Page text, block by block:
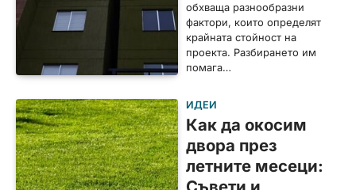
обхваща разнообразни
фактори, които определят
крайната стойност на
проекта. Разбирането им
помага…
ИДЕИ
Как да окосим
двора през
летните месеци: